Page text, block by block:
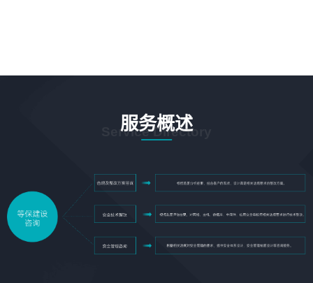
服务概述
Service Directory